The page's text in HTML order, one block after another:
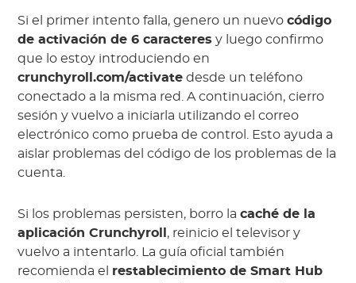
Si el primer intento falla, genero un nuevocódigo
de activación de 6 caracteres y luego confirmo
que lo estoy introduciendo en
crunchyroll.com/activate desde un teléfono
conectado a la misma red. A continuación, cierro
sesión y vuelvo a iniciarla utilizando el correo
electrónico como prueba de control. Esto ayuda a
aislar problemas del código de los problemas de la
cuenta.
Si los problemas persisten, borro lacaché de la
aplicación Crunchyroll , reinicio el televisor y
vuelvo a intentarlo. La guía oficial también
recomienda el restablecimiento de Smart Hub